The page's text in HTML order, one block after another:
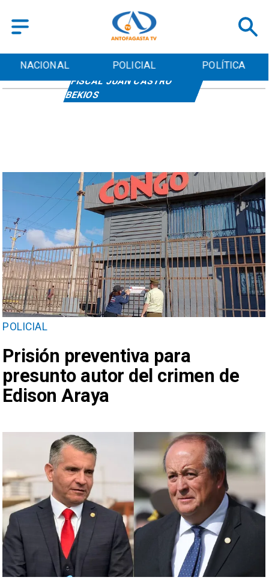
NACIONAL POLICIAL POLÍTICA
POLICIAL
Prisión preventiva para
presunto autor del crimen de
Edison Araya
FISCAL JUAN CASTRO
BEKIOS